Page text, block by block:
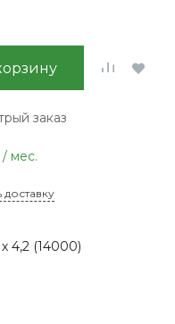
заказ
/ мес.
доставку
4,2 (14000)